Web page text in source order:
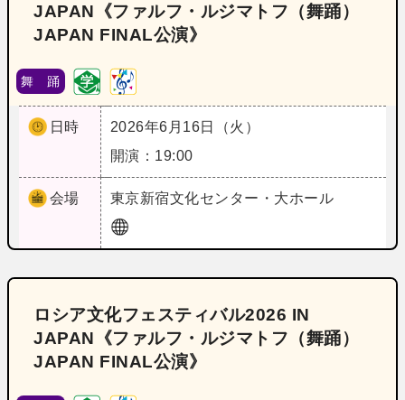
JAPAN《ファルフ・ルジマトフ（舞踊）
JAPAN FINAL公演》
舞 踊
日時
2026年6月16日（火）
開演：19:00
会場 東京新宿文化センター・大ホール
ロシア文化フェスティバル2026 IN
JAPAN《ファルフ・ルジマトフ（舞踊）
JAPAN FINAL公演》